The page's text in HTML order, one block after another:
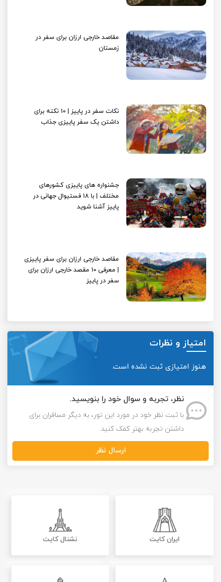
مقاصد خارجی ارزان برای سفر در
زمستان
نکات سفر در پاییز | 10 نکته برای
داشتن یک سفر پاییزی جذاب
جشنواره های پاییزی کشورهای
مختلف | با 18 فستیوال جهانی در
پاییز آشنا شوید
مقاصد خارجی ارزان برای سفر پاییزی
| معرفی 10 مقصد خارجی ارزان برای
سفر در پاییز
امتیاز و نظرات
هنوز امتیازی ثبت نشده است.
نظر، تجربه و سوال خود را بنویسید.
با ثبت نظر خود در مورد این تور، به دیگر مسافران برای
داشتن تجربه بهتر کمک کنید.
ارسال نظر
ایران کایت نشنال کایت